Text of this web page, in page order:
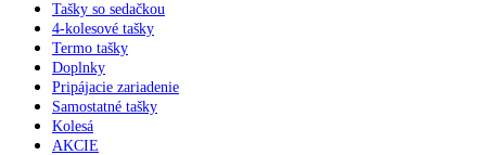
Tašky so sedačkou
4-kolesové tašky
Termo tašky
Doplnky
Pripájacie zariadenie
Samostatné tašky
Kolesá
AKCIE